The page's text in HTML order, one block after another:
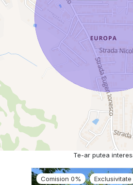
Te-ar putea
Comision 0% Exclusivitate